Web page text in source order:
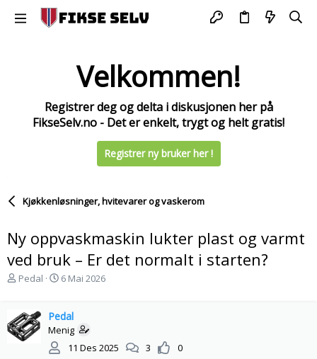
Velkommen!
Registrer deg og delta i diskusjonen her på
FikseSelv.no - Det er enkelt, trygt og helt gratis!
Registrer ny bruker her !
Kjøkkenløsninger, hvitevarer og vaskerom
Ny oppvaskmaskin lukter plast og varmt
ved bruk – Er det normalt i starten?
T
d
s
t
Pedal
S
r
t
6 Mai 2026
Pedal
Menig
11 Des 2025
3 0